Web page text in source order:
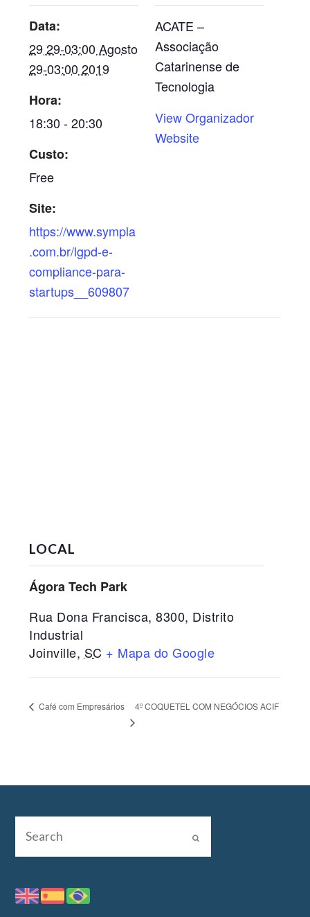
Data:
29 29-03:00 Agosto
29-03:00 2019
Hora:
18:30 - 20:30
Custo:
Free
Site:
https://www.sympla
.com.br/lgpd-e-
compliance-para-
startups__609807
ACATE –
Associação
Catarinense de
Tecnologia
View Organizador
Website
LOCAL
Ágora Tech Park
Rua Dona Francisca, 8300, Distrito
Industrial
Joinville, SC + Mapa do Google
Café com Empresários 4º COQUETEL COM NEGÓCIOS ACIF